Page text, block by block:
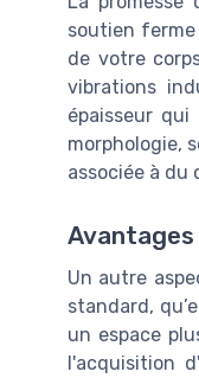
soutien
de votre
vibrations
épaisseur
morphologie,
associée à du
Un autre
standard,
un espace
l'acquisition